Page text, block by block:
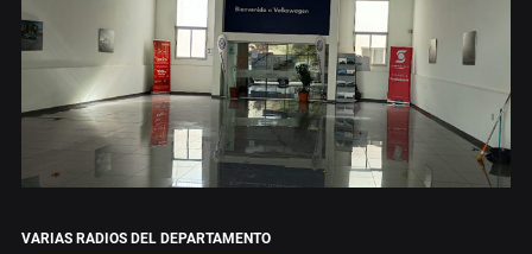
VARIAS RADIOS DEL DEPARTAMENTO